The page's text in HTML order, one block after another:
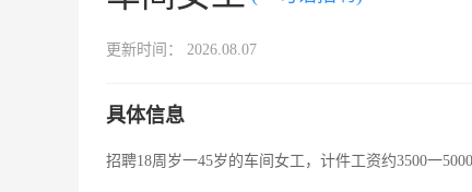
更新时间： 2026.08.07
具体信息
招聘18周岁一45岁的车间女工，计件工资约3500一